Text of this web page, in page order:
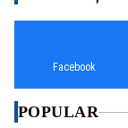
Facebook
POPULAR